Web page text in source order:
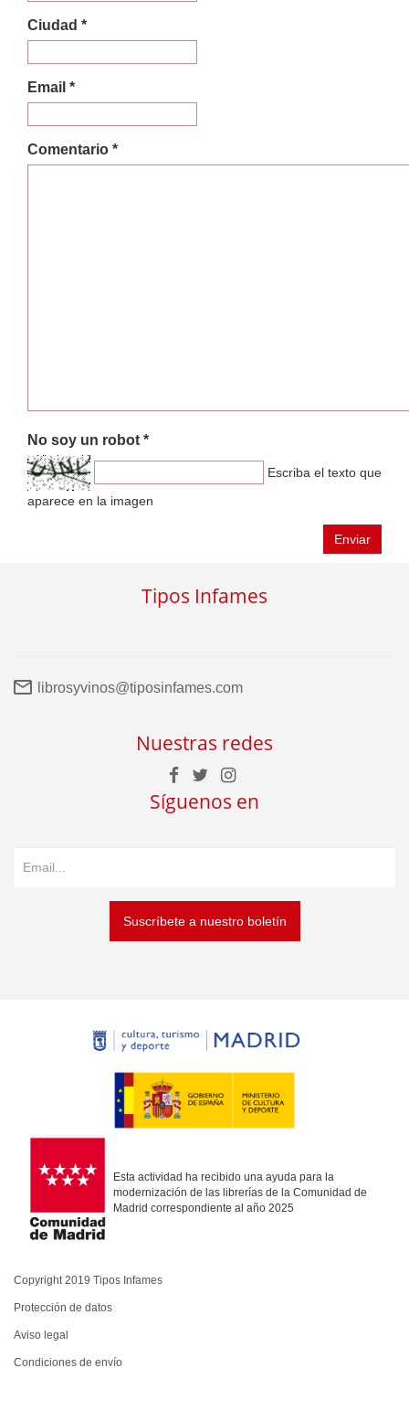
Ciudad *
Email *
Comentario *
No soy un robot *
Escriba el texto que
aparece en la imagen
Enviar
Tipos Infames
librosyvinos@tiposinfames.com
Nuestras redes
Síguenos en
Suscríbete a nuestro boletín
Esta actividad ha recibido una ayuda para la
modernización de las librerías de la Comunidad de
Madrid correspondiente al año 2025
Copyright 2019 Tipos Infames
Protección de datos
Aviso legal
Condiciones de envío